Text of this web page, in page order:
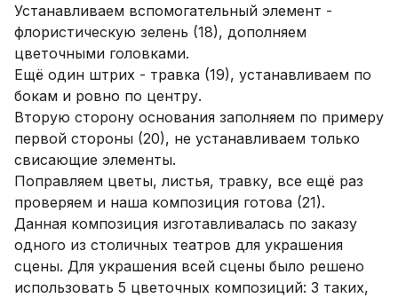
Устанавливаем вспомогательный элемент -
флористическую зелень (18), дополняем
цветочными головками.
Ещё один штрих - травка (19), устанавливаем по
бокам и ровно по центру.
Вторую сторону основания заполняем по примеру
первой стороны (20), не устанавливаем только
свисающие элементы.
Поправляем цветы, листья, травку, все ещё раз
проверяем и наша композиция готова (21).
Данная композиция изготавливалась по заказу
одного из столичных театров для украшения
сцены. Для украшения всей сцены было решено
использовать 5 цветочных композиций: 3 таких,